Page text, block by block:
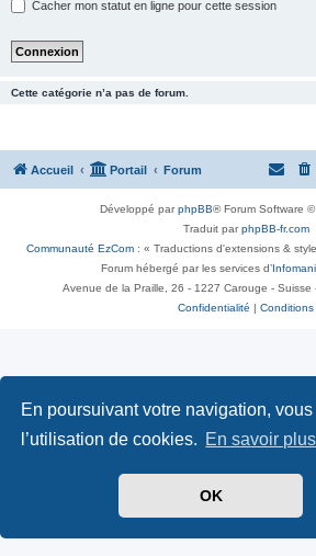
En poursuivant votre navigation,
l’utilisation de cookies. En savoir plus
OK
Cacher mon statut en ligne pour cette session
Cette catégorie n’a pas de forum.
Accueil Portail Forum
Développé parphpBB® Forum Software
Traduit parphpBB-fr.com
Communauté EzCom : « Traductions d'extensions &
Forum hébergé par les services d’
Avenue de la Praille, 26 - 1227 Carouge -
Confidentialité
Conditions